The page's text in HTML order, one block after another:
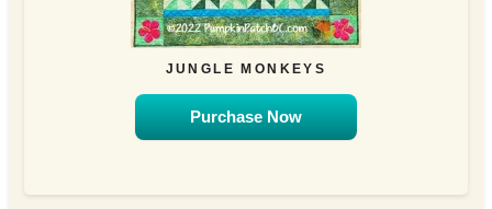
JUNGLE MONKEYS
Purchase Now